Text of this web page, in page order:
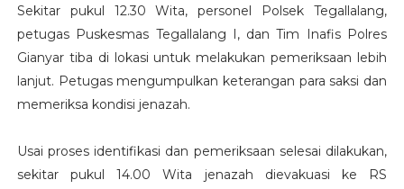
Sekitar pukul 12.30 Wita, personel Polsek Tegallalang,
petugas Puskesmas Tegallalang I, dan Tim Inafis Polres
Gianyar tiba di lokasi untuk melakukan pemeriksaan lebih
lanjut. Petugas mengumpulkan keterangan para saksi dan
memeriksa kondisi jenazah.
Usai proses identifikasi dan pemeriksaan selesai dilakukan,
sekitar pukul 14.00 Wita jenazah dievakuasi ke RS